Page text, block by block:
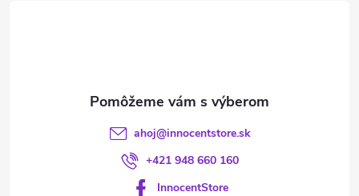
ahoj@innocentstore.sk
+421 948 660 160
InnocentStore